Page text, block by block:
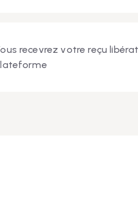
recevrez votre reçu